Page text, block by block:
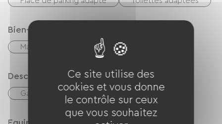
Bien-être
Massages / Modelages
Description
Garage Terrain clos privatif
Ce site utilise des
cookies et vous donne
le contrôle sur ceux
que vous souhaitez